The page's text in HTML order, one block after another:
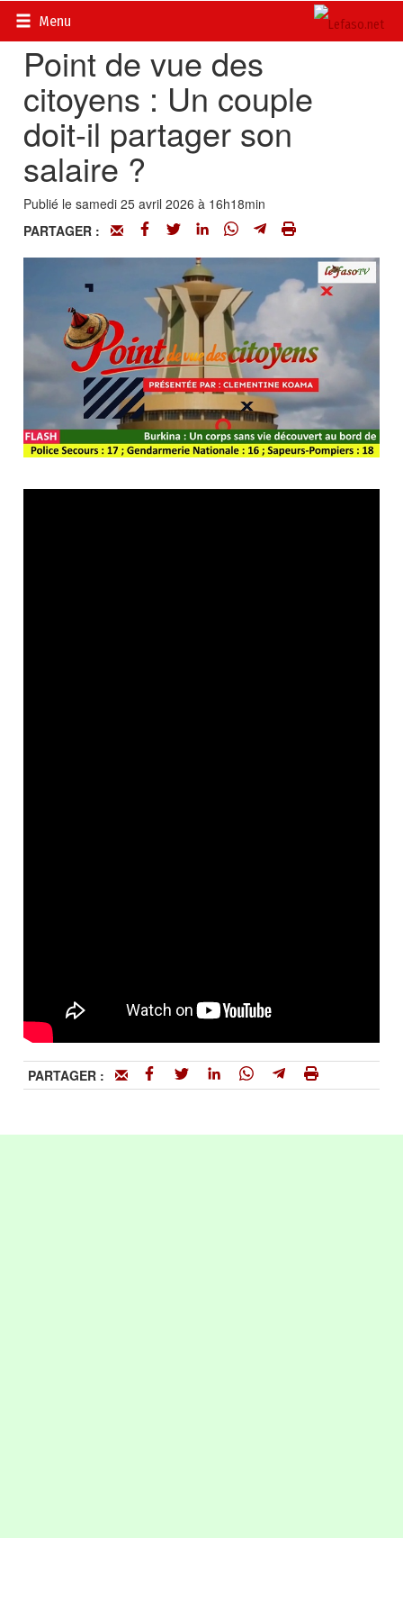
Menu
Accueil>
Point de vue des
citoyens : Un couple
doit-il partager son
salaire ?
Publié le samedi 25 avril 2026 à 16h18min
PARTAGER :
PARTAGER :